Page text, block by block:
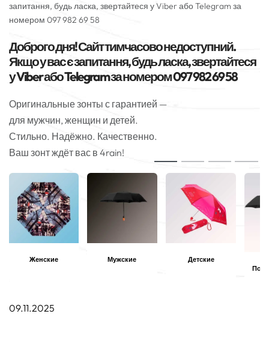
запитання, будь ласка, звертайтеся у Viber або Telegram за
номером 097 982 69 58
Доброго дня! Сайт тимчасово недоступний.
Якщо у вас є запитання, будь ласка, звертайтеся
у Viber або Telegram за номером 097 982 69 58
Оригинальные зонты с гарантией —
для мужчин, женщин и детей.
Стильно. Надёжно. Качественно.
Ваш зонт ждёт вас в 4rain!
Женские Мужские
Детские
09.11.2025